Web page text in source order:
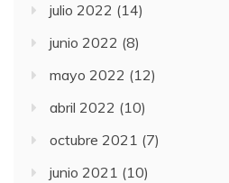
julio 2022 (14)
junio 2022 (8)
mayo 2022 (12)
abril 2022 (10)
octubre 2021 (7)
junio 2021 (10)